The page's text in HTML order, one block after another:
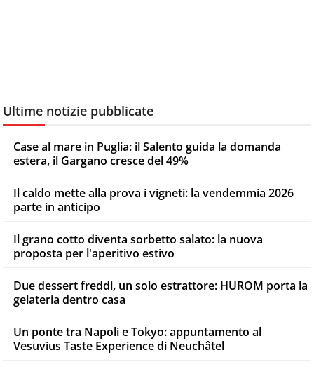
Ultime notizie pubblicate
Case al mare in Puglia: il Salento guida la domanda
estera, il Gargano cresce del 49%
Il caldo mette alla prova i vigneti: la vendemmia 2026
parte in anticipo
Il grano cotto diventa sorbetto salato: la nuova
proposta per l'aperitivo estivo
Due dessert freddi, un solo estrattore: HUROM porta la
gelateria dentro casa
Un ponte tra Napoli e Tokyo: appuntamento al
Vesuvius Taste Experience di Neuchâtel